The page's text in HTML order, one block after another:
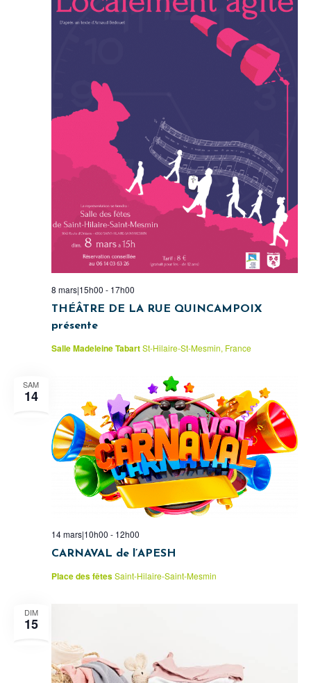
THÉÂTRE DE LA RUE QUINCAMPOIX
présente
8 mars|15h00 - 17h00
Salle Madeleine TabartSt-Hilaire-St-Mesmin, France
SAM
14
CARNAVAL de l’APESH
14 mars|10h00 - 12h00
Place des fêtesSaint-Hilaire-Saint-Mesmin
DIM
15